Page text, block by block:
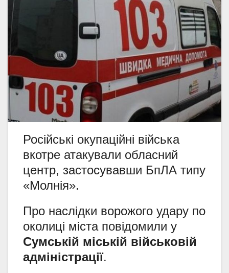
Російські окупаційні війська
вкотре атакували обласний
центр, застосувавши БпЛА типу
«Молнія».
Про наслідки ворожого удару по
околиці міста повідомили у
Сумській міській військовій
адміністрації.